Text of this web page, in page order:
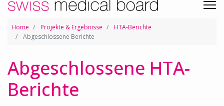
Home Projekte & Ergebnisse
HTA-Berichte
Abgeschlossene Berichte
Abgeschlossene HTA-
Berichte